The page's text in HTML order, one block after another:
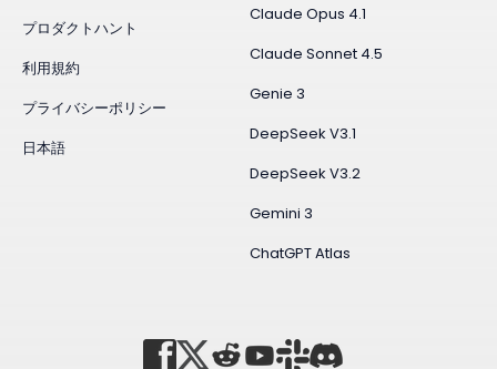
Claude Opus 4.1
Claude Sonnet 4.5
Genie 3
DeepSeek V3.1
DeepSeek V3.2
Gemini 3
ChatGPT Atlas
プロダクトハント
利用規約
プライバシーポリシー
日本語